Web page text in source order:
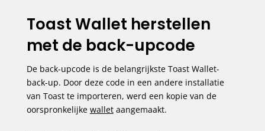
Toast Wallet herstellen
met de back-upcode
De back-upcode is de belangrijkste Toast Wallet-
back-up. Door deze code in een andere installatie
van Toast te importeren, werd een kopie van de
oorspronkelijke walletaangemaakt.